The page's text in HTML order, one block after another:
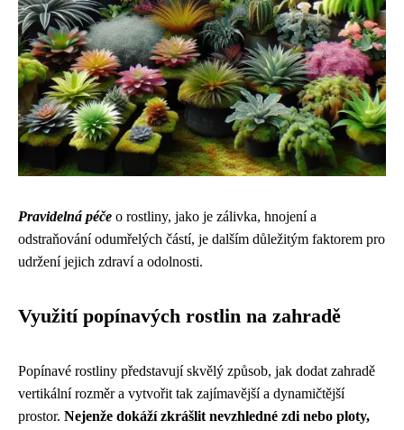
Pravidelná péče o rostliny, jako je zálivka, hnojení a
odstraňování odumřelých částí, je dalším důležitým faktorem pro
udržení jejich zdraví a odolnosti.
Využití popínavých rostlin na zahradě
Popínavé rostliny představují skvělý způsob, jak dodat zahradě
vertikální rozměr a vytvořit tak zajímavější a dynamičtější
prostor. Nejenže dokáží zkrášlit nevzhledné zdi nebo ploty,